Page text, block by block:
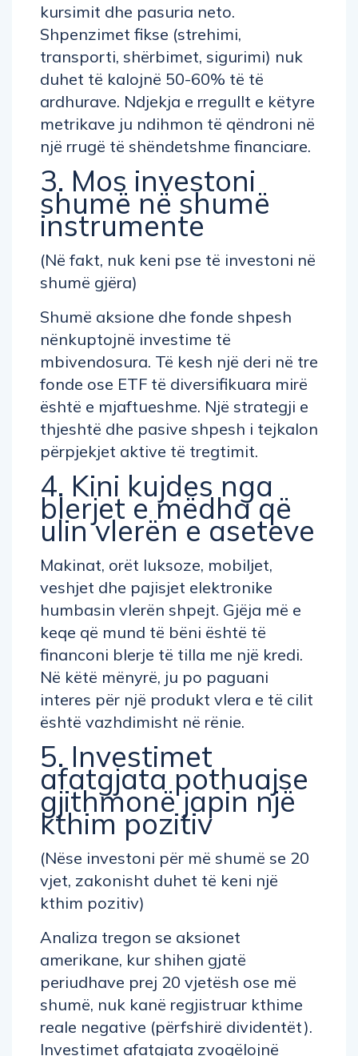
kursimit dhe pasuria neto.
Shpenzimet fikse (strehimi,
transporti, shërbimet, sigurimi) nuk
duhet të kalojnë 50-60% të të
ardhurave. Ndjekja e rregullt e këtyre
metrikave ju ndihmon të qëndroni në
një rrugë të shëndetshme financiare.
3. Mos investoni
shumë në shumë
instrumente
(Në fakt, nuk keni pse të investoni në
shumë gjëra)
Shumë aksione dhe fonde shpesh
nënkuptojnë investime të
mbivendosura. Të kesh një deri në tre
fonde ose ETF të diversifikuara mirë
është e mjaftueshme. Një strategji e
thjeshtë dhe pasive shpesh i tejkalon
përpjekjet aktive të tregtimit.
4. Kini kujdes nga
blerjet e mëdha që
ulin vlerën e aseteve
Makinat, orët luksoze, mobiljet,
veshjet dhe pajisjet elektronike
humbasin vlerën shpejt. Gjëja më e
keqe që mund të bëni është të
financoni blerje të tilla me një kredi.
Në këtë mënyrë, ju po paguani
interes për një produkt vlera e të cilit
është vazhdimisht në rënie.
5. Investimet
afatgjata pothuajse
gjithmonë japin një
kthim pozitiv
(Nëse investoni për më shumë se 20
vjet, zakonisht duhet të keni një
kthim pozitiv)
Analiza tregon se aksionet
amerikane, kur shihen gjatë
periudhave prej 20 vjetësh ose më
shumë, nuk kanë regjistruar kthime
reale negative (përfshirë dividentët).
Investimet afatgjata zvogëlojnë